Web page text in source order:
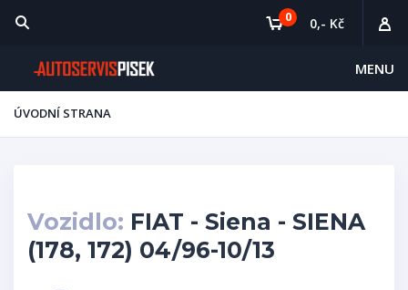
MENU
0 0,- Kč
ÚVODNÍ STRANA
Vozidlo: FIAT - Siena - SIENA
(178, 172) 04/96-10/13